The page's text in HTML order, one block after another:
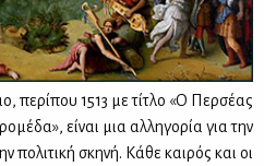
περίπου 1513 με τίτλο «Ο Περσέας
είναι μια αλληγορία για την
σκηνή. Κάθε καιρός και οι